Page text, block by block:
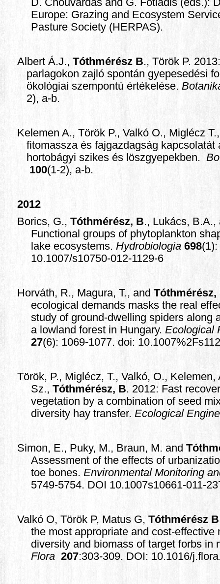
Europe: Grazing and Ecosystem
Pasture Society (HERPAS).
Albert Á.J., Tóthmérész B., Török P.
parlagokon zajló spontán gyepesedési
ökológiai szempontú értékelése.
2), a-b.
Kelemen A., Török P., Valkó O., Miglécz
fitomassza és fajgazdagság kapcsolatát
hortobágyi szikes és löszgyepekben.
100(1-2), a-b.
2012
Borics, G., Tóthmérész, B., Lukács,
Functional groups of phytoplankton
lake ecosystems.Hydrobiologia 698
10.1007/s10750-012-1129-6
Horváth, R., Magura, T., and Tóthmérész,
ecological demands masks the real
study of ground-dwelling spiders along
a lowland forest in Hungary.Ecological
27(6): 1069-1077. doi:
Török, P., Miglécz, T., Valkó, O.,
Sz.,Tóthmérész, B. 2012: Fast
vegetation by a combination of seed
diversity hay transfer.Ecological
Simon, E., Puky, M., Braun, M. and
Assessment of the effects of
toe bones.Environmental Monitoring
5749-5754. DOI 10.1007s10661-011-
Valkó O, Török P, Matus G, Tóthmérész B
the most appropriate and cost-effective
diversity and biomass of target forbs in
Flora 207:303-309. DOI: 10.1016/